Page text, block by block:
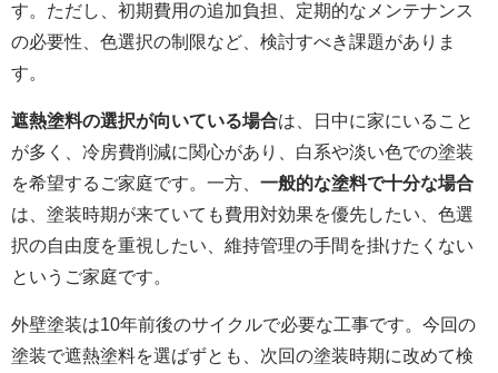
す。ただし、初期費用の追加負担、定期的なメンテナンス
の必要性、色選択の制限など、検討すべき課題がありま
す。
遮熱塗料の選択が向いている場合は、日中に家にいること
が多く、冷房費削減に関心があり、白系や淡い色での塗装
を希望するご家庭です。一方、 一般的な塗料で十分な場合
は、塗装時期が来ていても費用対効果を優先したい、色選
択の自由度を重視したい、維持管理の手間を掛けたくない
というご家庭です。
外壁塗装は10年前後のサイクルで必要な工事です。今回の
塗装で遮熱塗料を選ばずとも、次回の塗装時期に改めて検